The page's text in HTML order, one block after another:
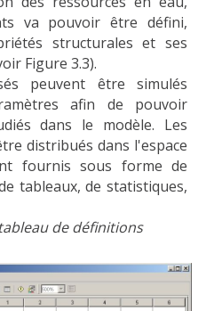
va pouvoir être défini,
structurales et ses
Figure 3.3).
peuvent être simulés
afin de pouvoir
dans le modèle. Les
distribués dans l'espace
fournis sous forme de
tableaux, de statistiques,
de définitions